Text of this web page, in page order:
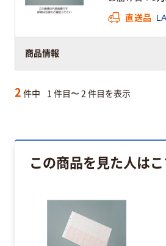
商品情報
直送品
2 件中 1 件目〜 2 件目を表示
この商品を見た人は